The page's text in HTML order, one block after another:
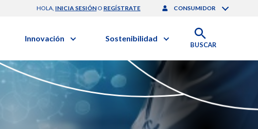
HOLA, INICIA SESIÓNO REGÍSTRATE CONSUMIDOR
Innovación
Nuevos Negocios
Investigación Clínica
Investigación y Desarrollo
Sostenibilidad
Gobierno Corporativo
Informe de Sostenibilidad
Responsabilidad Compartida
Balance Financiero
BUSCAR